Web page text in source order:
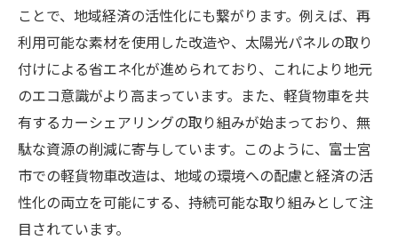
効率的な荷物管理を可能にする改造事例
業務負担を軽減するためのインテリア改造
柔軟な業務対応を可能にする改造ケースス
タディ
地域住民が語る富士宮市の改造実例
地元の声を反映した改造プロジェクト
住民参加型の軽貨物車改造の取り組み
地域密着型改造の成功事例
ことで、地域経済の活性化にも繋がります。例えば、再
利用可能な素材を使用した改造や、太陽光パネルの取り
付けによる省エネ化が進められており、これにより地元
のエコ意識がより高まっています。また、軽貨物車を共
有するカーシェアリングの取り組みが始まっており、無
駄な資源の削減に寄与しています。このように、富士宮
市での軽貨物車改造は、地域の環境への配慮と経済の活
性化の両立を可能にする、持続可能な取り組みとして注
目されています。